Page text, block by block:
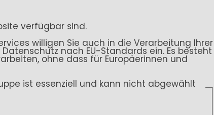
verfügbar sind.
willigen Sie auch in die Verarbeitung Ihrer
nach EU-Standards ein. Es besteht
ohne dass für Europäerinnen und
ist essenziell und kann nicht abgewählt